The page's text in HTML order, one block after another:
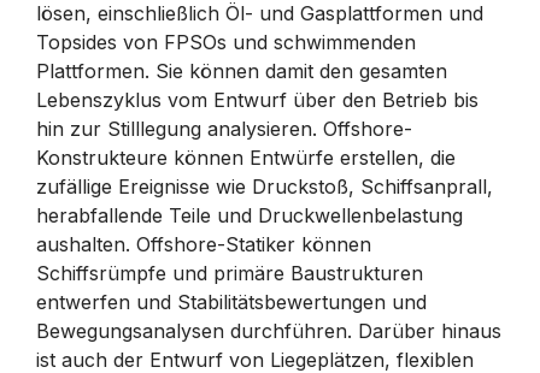
lösen, einschließlich Öl- und Gasplattformen und
Topsides von FPSOs und schwimmenden
Plattformen. Sie können damit den gesamten
Lebenszyklus vom Entwurf über den Betrieb bis
hin zur Stilllegung analysieren. Offshore-
Konstrukteure können Entwürfe erstellen, die
zufällige Ereignisse wie Druckstoß, Schiffsanprall,
herabfallende Teile und Druckwellenbelastung
aushalten. Offshore-Statiker können
Schiffsrümpfe und primäre Baustrukturen
entwerfen und Stabilitätsbewertungen und
Bewegungsanalysen durchführen. Darüber hinaus
ist auch der Entwurf von Liegeplätzen, flexiblen